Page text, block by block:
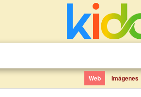
Web Imágenes